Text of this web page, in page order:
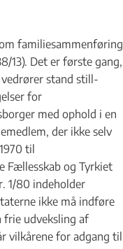
familiesammenføring
13). Det er første gang,
stand still-
for
med ophold i en
der ikke selv
til
Fællesskab og Tyrkiet
1/80 indeholder
ikke må indføre
frie udveksling af
vilkårene for adgang til